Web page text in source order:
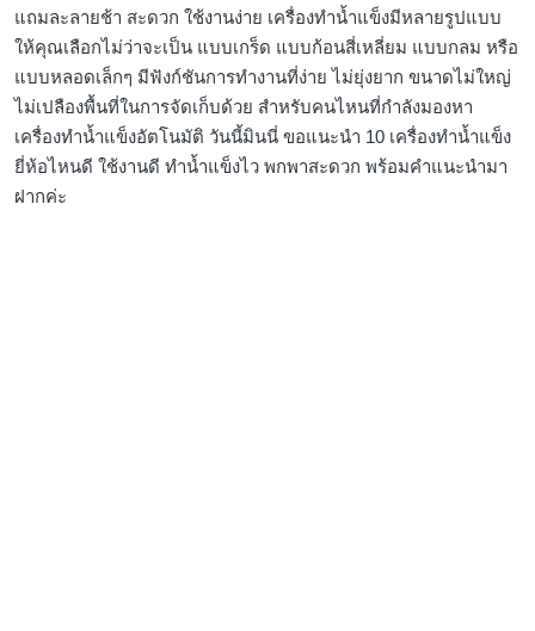
แถมละลายช้า สะดวก ใช้งานง่าย เครื่องทำน้ำแข็งมีหลายรูปแบบ
ให้คุณเลือกไม่ว่าจะเป็น แบบเกร็ด แบบก้อนสี่เหลี่ยม แบบกลม หรือ
แบบหลอดเล็กๆ มีฟังก์ชันการทำงานที่ง่าย ไม่ยุ่งยาก ขนาดไม่ใหญ่
ไม่เปลืองพื้นที่ในการจัดเก็บด้วย สำหรับคนไหนที่กำลังมองหา
เครื่องทำน้ำแข็งอัตโนมัติ วันนี้มินนี่ ขอแนะนำ 10 เครื่องทำน้ำแข็ง
ยี่ห้อไหนดี ใช้งานดี ทำน้ำแข็งไว พกพาสะดวก พร้อมคำแนะนำมา
ฝากค่ะ